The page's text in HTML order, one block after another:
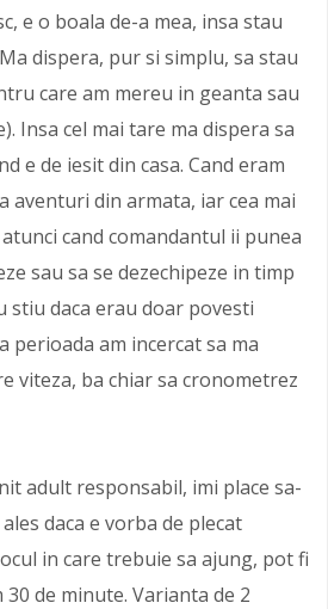
e o boala de-a mea, insa stau
dispera, pur si simplu, sa stau
care am mereu in geanta sau
Insa cel mai tare ma dispera sa
e de iesit din casa. Cand eram
aventuri din armata, iar cea mai
cand comandantul ii punea
sau sa se dezechipeze in timp
stiu daca erau doar povesti
perioada am incercat sa ma
viteza, ba chiar sa cronometrez
adult responsabil, imi place sa-
daca e vorba de plecat
in care trebuie sa ajung, pot fi
de minute. Varianta de 2